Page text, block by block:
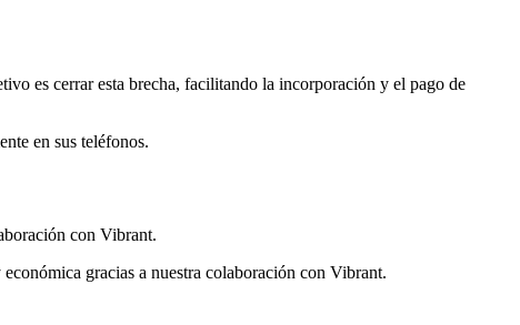
es cerrar esta brecha, facilitando la incorporación y el pago de
en sus teléfonos.
con Vibrant.
gracias a nuestra colaboración con Vibrant.